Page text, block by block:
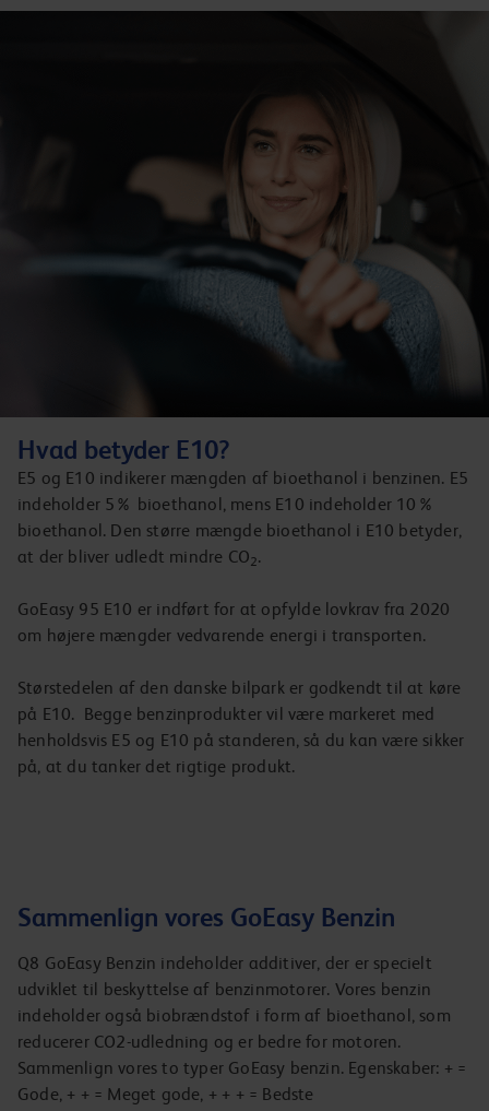
Hvad betyder E10?
E5 og E10 indikerer mængden af bioethanol i benzinen. E5
indeholder 5% bioethanol, mens E10 indeholder 10%
bioethanol. Den større mængde bioethanol i E10 betyder,
at der bliver udledt mindre CO2.
GoEasy 95 E10 er indført for at opfylde lovkrav fra 2020
om højere mængder vedvarende energi i transporten.
Størstedelen af den danske bilpark er godkendt til at køre
på E10. Begge benzinprodukter vil være markeret med
henholdsvis E5 og E10 på standeren, så du kan være sikker
på, at du tanker det rigtige produkt.
Sammenlign vores GoEasy Benzin
Q8 GoEasy Benzin indeholder additiver, der er specielt
udviklet til beskyttelse af benzinmotorer. Vores benzin
indeholder også biobrændstof i form af bioethanol, som
reducerer CO2-udledning og er bedre for motoren.
Sammenlign vores to typer GoEasy benzin. Egenskaber: + =
Gode, + + = Meget gode, + + + = Bedste